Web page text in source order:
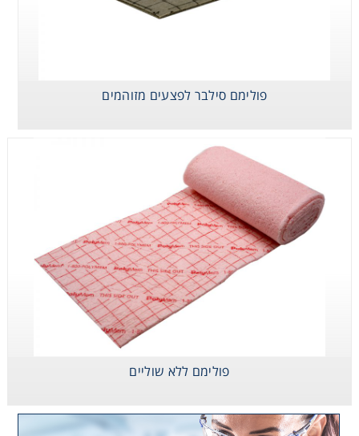
פולימם סילבר לפצעים מזוהמים
פולימם ללא שוליים